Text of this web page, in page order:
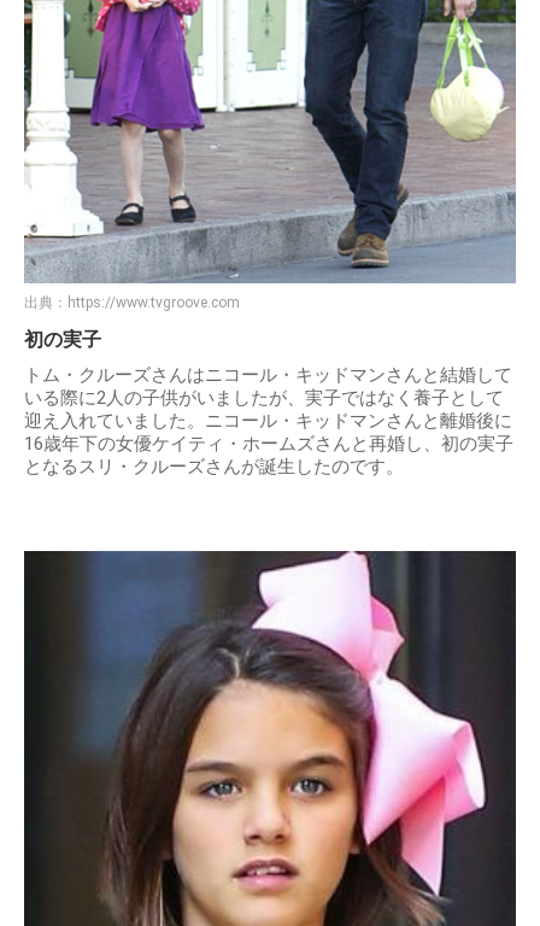
出典： https://www.tvgroove.com
初の実子
トム・クルーズさんはニコール・キッドマンさんと結婚して
いる際に2人の子供がいましたが、実子ではなく養子として
迎え入れていました。ニコール・キッドマンさんと離婚後に
16歳年下の女優ケイティ・ホームズさんと再婚し、初の実子
となるスリ・クルーズさんが誕生したのです。